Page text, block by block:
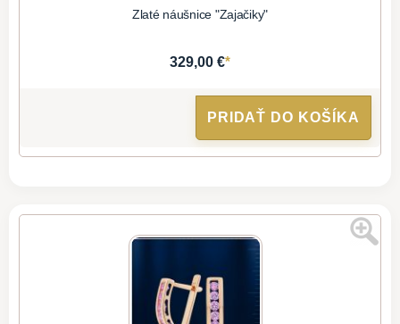
Zlaté náušnice "Zajačiky"
329,00 €*
PRIDAŤ DO KOŠÍKA